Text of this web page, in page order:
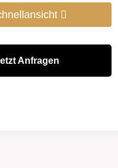
Anfragen